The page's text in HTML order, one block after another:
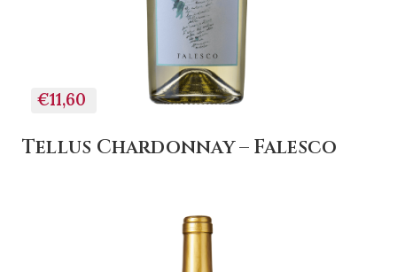
€11,60
Tellus Chardonnay – Falesco